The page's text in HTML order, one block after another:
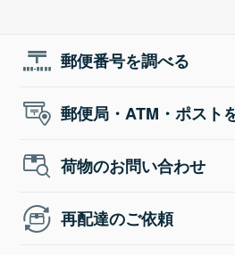
郵便番号を調べる
郵便局・ATM・ポスト
荷物のお問い合わせ
再配達のご依頼